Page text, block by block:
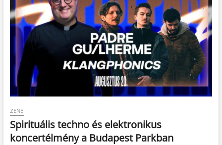
ZENE
Spirituális techno és elektronikus
koncertélmény a Budapest Parkban